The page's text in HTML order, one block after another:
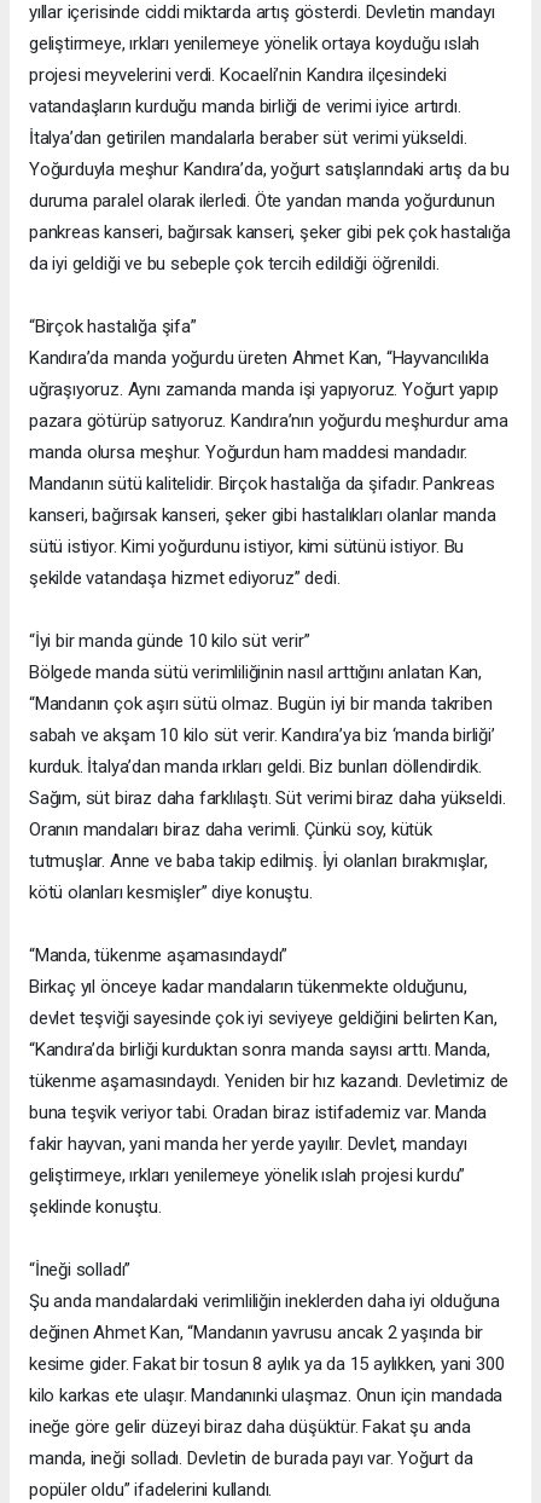
yıllar içerisinde ciddi miktarda artış gösterdi. Devletin mandayı
geliştirmeye, ırkları yenilemeye yönelik ortaya koyduğu ıslah
projesi meyvelerini verdi. Kocaeli’nin Kandıra ilçesindeki
vatandaşların kurduğu manda birliği de verimi iyice artırdı.
İtalya’dan getirilen mandalarla beraber süt verimi yükseldi.
Yoğurduyla meşhur Kandıra’da, yoğurt satışlarındaki artış da bu
duruma paralel olarak ilerledi. Öte yandan manda yoğurdunun
pankreas kanseri, bağırsak kanseri, şeker gibi pek çok hastalığa
da iyi geldiği ve bu sebeple çok tercih edildiği öğrenildi.
“Birçok hastalığa şifa”
Kandıra’da manda yoğurdu üreten Ahmet Kan, “Hayvancılıkla
uğraşıyoruz. Aynı zamanda manda işi yapıyoruz. Yoğurt yapıp
pazara götürüp satıyoruz. Kandıra’nın yoğurdu meşhurdur ama
manda olursa meşhur. Yoğurdun ham maddesi mandadır.
Mandanın sütü kalitelidir. Birçok hastalığa da şifadır. Pankreas
kanseri, bağırsak kanseri, şeker gibi hastalıkları olanlar manda
sütü istiyor. Kimi yoğurdunu istiyor, kimi sütünü istiyor. Bu
şekilde vatandaşa hizmet ediyoruz” dedi.
“İyi bir manda günde 10 kilo süt verir”
Bölgede manda sütü verimliliğinin nasıl arttığını anlatan Kan,
“Mandanın çok aşırı sütü olmaz. Bugün iyi bir manda takriben
sabah ve akşam 10 kilo süt verir. Kandıra’ya biz ‘manda birliği’
kurduk. İtalya’dan manda ırkları geldi. Biz bunları döllendirdik.
Sağım, süt biraz daha farklılaştı. Süt verimi biraz daha yükseldi.
Oranın mandaları biraz daha verimli. Çünkü soy, kütük
tutmuşlar. Anne ve baba takip edilmiş. İyi olanları bırakmışlar,
kötü olanları kesmişler” diye konuştu.
“Manda, tükenme aşamasındaydı”
Birkaç yıl önceye kadar mandaların tükenmekte olduğunu,
devlet teşviği sayesinde çok iyi seviyeye geldiğini belirten Kan,
“Kandıra’da birliği kurduktan sonra manda sayısı arttı. Manda,
tükenme aşamasındaydı. Yeniden bir hız kazandı. Devletimiz de
buna teşvik veriyor tabi. Oradan biraz istifademiz var. Manda
fakir hayvan, yani manda her yerde yayılır. Devlet, mandayı
geliştirmeye, ırkları yenilemeye yönelik ıslah projesi kurdu”
şeklinde konuştu.
“İneği solladı”
Şu anda mandalardaki verimliliğin ineklerden daha iyi olduğuna
değinen Ahmet Kan, “Mandanın yavrusu ancak 2 yaşında bir
kesime gider. Fakat bir tosun 8 aylık ya da 15 aylıkken, yani 300
kilo karkas ete ulaşır. Mandanınki ulaşmaz. Onun için mandada
ineğe göre gelir düzeyi biraz daha düşüktür. Fakat şu anda
manda, ineği solladı. Devletin de burada payı var. Yoğurt da
popüler oldu” ifadelerini kullandı.